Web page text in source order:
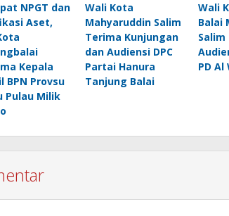
NPGT dan
Aset,
Kepala
BPN Provsu
Pulau Milik
Wali Kota
Mahyaruddin Salim
Terima Kunjungan
dan Audiensi DPC
Partai Hanura
Tanjung Balai
Wali
Balai
PD Al